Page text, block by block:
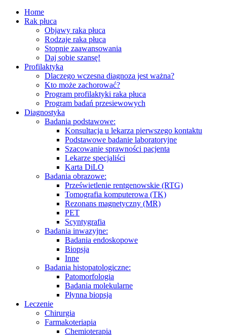
Home
Rak płuca
Objawy raka płuca
Rodzaje raka płuca
Stopnie zaawansowania
Daj sobie szansę!
Profilaktyka
Dlaczego wczesna diagnoza jest ważna?
Kto może zachorować?
Program profilaktyki raka płuca
Program badań przesiewowych
Diagnostyka
Badania podstawowe:
Konsultacja u lekarza pierwszego kontaktu
Podstawowe badanie laboratoryjne
Szacowanie sprawności pacjenta
Lekarze specjaliści
Karta DiLO
Badania obrazowe:
Prześwietlenie rentgenowskie (RTG)
Tomografia komputerowa (TK)
Rezonans magnetyczny (MR)
PET
Scyntygrafia
Badania inwazyjne:
Badania endoskopowe
Biopsja
Inne
Badania histopatologiczne:
Patomorfologia
Badania molekularne
Płynna biopsja
Leczenie
Chirurgia
Farmakoteriapia
Chemioterapia